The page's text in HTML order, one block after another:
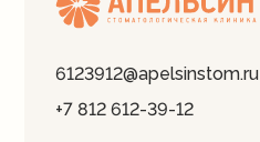
+7 812 612-39-12
6123912@apelsinstom.ru